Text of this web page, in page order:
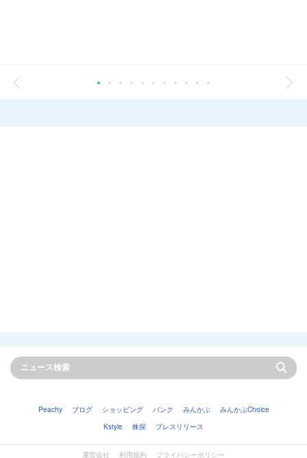
Peachy ブログ ショッピング バンク みんかぶ
みんかぶChoice
Kstyle
株探 プレスリリース
運営会社 利用規約 プライバシーポリシー